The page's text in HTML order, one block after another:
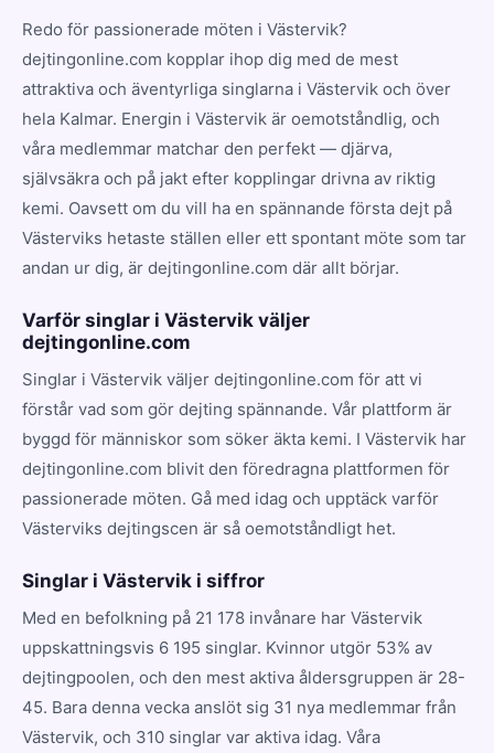
Redo för passionerade möten i Västervik?
dejtingonline.com kopplar ihop dig med de mest
attraktiva och äventyrliga singlarna i Västervik och över
hela Kalmar. Energin i Västervik är oemotståndlig, och
våra medlemmar matchar den perfekt — djärva,
självsäkra och på jakt efter kopplingar drivna av riktig
kemi. Oavsett om du vill ha en spännande första dejt på
Västerviks hetaste ställen eller ett spontant möte som tar
andan ur dig, är dejtingonline.com där allt börjar.
Varför singlar i Västervik väljer
dejtingonline.com
Singlar i Västervik väljer dejtingonline.com för att vi
förstår vad som gör dejting spännande. Vår plattform är
byggd för människor som söker äkta kemi. I Västervik har
dejtingonline.com blivit den föredragna plattformen för
passionerade möten. Gå med idag och upptäck varför
Västerviks dejtingscen är så oemotståndligt het.
Singlar i Västervik i siffror
Med en befolkning på 21 178 invånare har Västervik
uppskattningsvis 6 195 singlar. Kvinnor utgör 53% av
dejtingpoolen, och den mest aktiva åldersgruppen är 28-
45. Bara denna vecka anslöt sig 31 nya medlemmar från
Västervik, och 310 singlar var aktiva idag. Våra